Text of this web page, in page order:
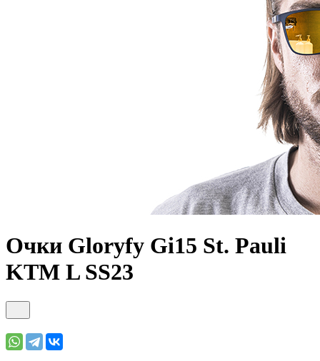
Очки Gloryfy Gi15 St. Pauli
KTM L SS23